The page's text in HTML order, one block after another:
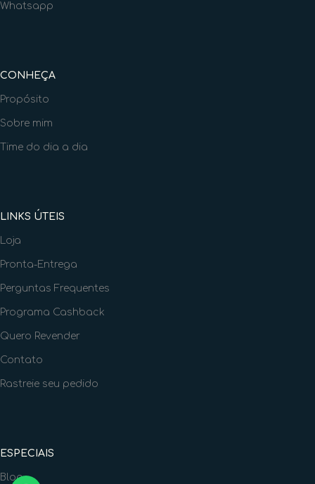
Whatsapp
CONHEÇA
Propósito
Sobre mim
Time do dia a dia
LINKS ÚTEIS
Loja
Pronta-Entrega
Perguntas Frequentes
Programa Cashback
Quero Revender
Contato
Rastreie seu pedido
ESPECIAIS
Blog